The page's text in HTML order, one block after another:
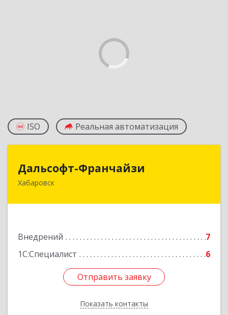
ISO Реальная автоматизация
Дальсофт-Франчайзи
Хабаровск
Внедрений
7
1С:Специалист
6
Отправить заявку
Показать контакты
Дальсофт-Франчайзи
680017, Хабаровский край, Хабаровск г,
Отправить заявку
Назад